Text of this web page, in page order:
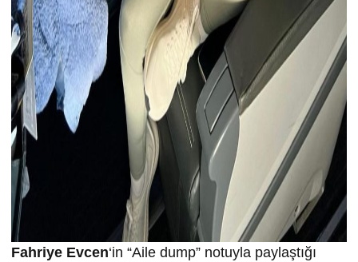
Fahriye Evcen‘in “Aile dump” notuyla paylaştığı